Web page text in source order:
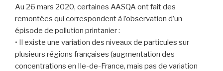
Au 26 mars 2020, certaines AASQA ont fait des
remontées qui correspondent à l’observation d’un
épisode de pollution printanier :
• Il existe une variation des niveaux de particules sur
plusieurs régions françaises (augmentation des
concentrations en Ile-de-France, mais pas de variation